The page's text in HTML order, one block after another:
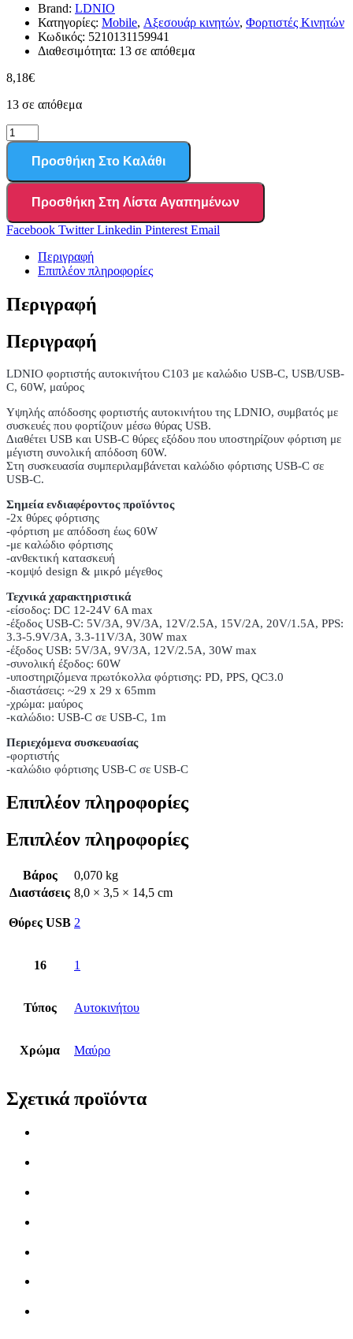
Brand: LDNIO
Κατηγορίες: Mobile, Αξεσουάρ κινητών, Φορτιστές Κινητών
Κωδικός: 5210131159941
Διαθεσιμότητα: 13 σε απόθεμα
8,18€
13 σε απόθεμα
Προσθήκη Στο Καλάθι
Προσθήκη Στη Λίστα Αγαπημένων
Facebook Twitter Linkedin Pinterest Email
Περιγραφή
Επιπλέον πληροφορίες
Περιγραφή
Περιγραφή
LDNIO φορτιστής αυτοκινήτου C103 με καλώδιο USB-C, USB/USB-
C, 60W, μαύρος
Υψηλής απόδοσης φορτιστής αυτοκινήτου της LDNIO, συμβατός με
συσκευές που φορτίζουν μέσω θύρας USB.
Διαθέτει USB και USB-C θύρες εξόδου που υποστηρίζουν φόρτιση με
μέγιστη συνολική απόδοση 60W.
Στη συσκευασία συμπεριλαμβάνεται καλώδιο φόρτισης USB-C σε
USB-C.
Σημεία ενδιαφέροντος προϊόντος
-2x θύρες φόρτισης
-φόρτιση με απόδοση έως 60W
-με καλώδιο φόρτισης
-ανθεκτική κατασκευή
-κομψό design & μικρό μέγεθος
Τεχνικά χαρακτηριστικά
-είσοδος: DC 12-24V 6A max
-έξοδος USB-C: 5V/3A, 9V/3A, 12V/2.5A, 15V/2A, 20V/1.5A, PPS:
3.3-5.9V/3A, 3.3-11V/3A, 30W max
-έξοδος USB: 5V/3A, 9V/3A, 12V/2.5A, 30W max
-συνολική έξοδος: 60W
-υποστηριζόμενα πρωτόκολλα φόρτισης: PD, PPS, QC3.0
-διαστάσεις: ~29 x 29 x 65mm
-χρώμα: μαύρος
-καλώδιο: USB-C σε USB-C, 1m
Περιεχόμενα συσκευασίας
-φορτιστής
-καλώδιο φόρτισης USB-C σε USB-C
Επιπλέον πληροφορίες
Επιπλέον πληροφορίες
Βάρος
0,070 kg
Διαστάσεις 8,0 × 3,5 × 14,5 cm
Θύρες USB 2
16 1
Τύπος Αυτοκινήτου
Χρώμα Μαύρο
Σχετικά προϊόντα